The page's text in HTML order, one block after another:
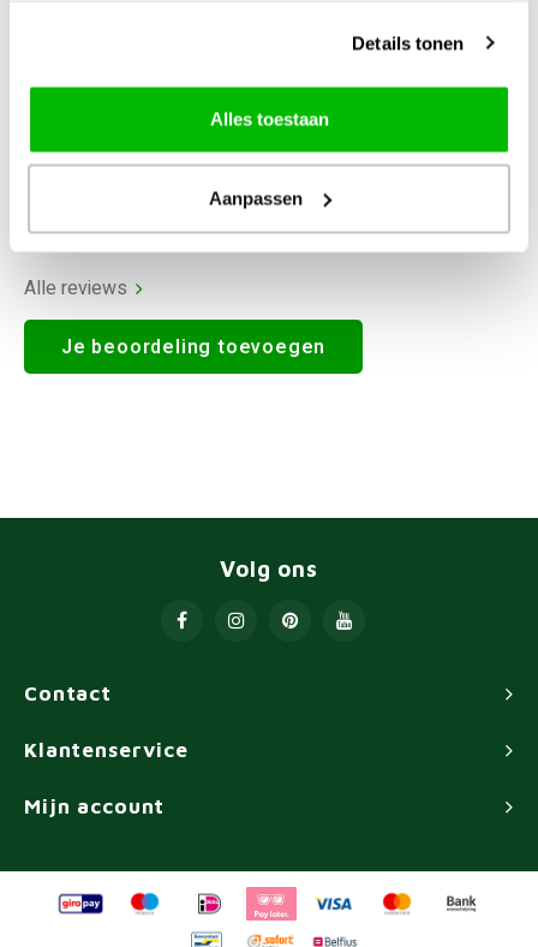
Details tonen
Alles toestaan
Aanpassen
0Reviews
Alle reviews
Je beoordeling toevoegen
Contact
Volg ons
Klantenservice
Mijn account